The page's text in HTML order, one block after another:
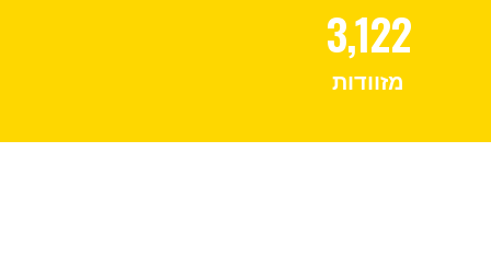
3,122
מזוודות